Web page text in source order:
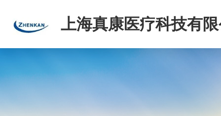
上海真康医疗科技有